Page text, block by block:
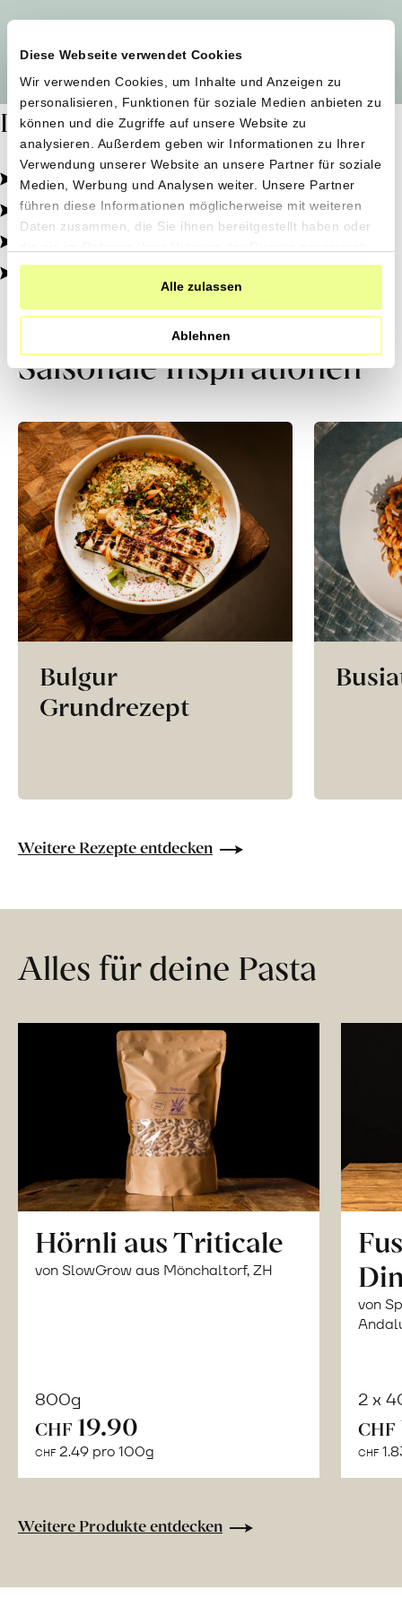
Diese Webseite verwendet Cookies
Wir verwenden Cookies, um Inhalte und Anzeigen zu
personalisieren, Funktionen für soziale Medien anbieten zu
können und die Zugriffe auf unsere Website zu
analysieren. Außerdem geben wir Informationen zu Ihrer
Verwendung unserer Website an unsere Partner für soziale
Medien, Werbung und Analysen weiter. Unsere Partner
führen diese Informationen möglicherweise mit weiteren
Daten zusammen, die Sie ihnen bereitgestellt haben oder
haben.
Alle zulassen
Ablehnen
Dafür stehen wir
Pestizidfrei angebaut, schonend verarbeitet.
Natürliche Zutaten, echter Geschmack.
Von kleinen Höfen, direkt zu dir.
100% transparent, 0% Zusatzstoffe.
Saisonale Inspirationen
Bulgur
Grundrezept
Weitere Rezepte entdecken
Alles für deine Pasta
Hörnli aus Triticale
von SlowGrow aus Mönchaltorf, ZH
800g
CHF 19.90
CHF 2.49 pro 100g
von
2 x
CHF
CHF
Weitere Produkte entdecken